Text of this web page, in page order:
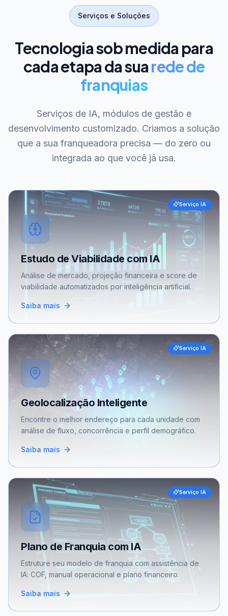
Serviços e Soluções
Tecnologia sob medida para
cada etapa da suarede de
franquias
Serviços de IA, módulos de gestão e
desenvolvimento customizado. Criamos a solução
que a sua franqueadora precisa — do zero ou
integrada ao que você já usa.
Serviço IA
Estudo de Viabilidade com IA
Análise de mercado, projeção financeira e score de
viabilidade automatizados por inteligência artificial.
Saiba mais
Serviço IA
Geolocalização Inteligente
Encontre o melhor endereço para cada unidade com
análise de fluxo, concorrência e perfil demográfico.
Saiba mais
Serviço IA
Plano de Franquia com IA
Estruture seu modelo de franquia com assistência de
IA: COF, manual operacional e plano financeiro.
Saiba mais